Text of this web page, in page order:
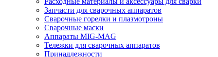
Запчасти для сварочных аппаратов
Сварочные горелки и плазмотроны
Сварочные маски
Аппараты MIG-MAG
Тележки для сварочных аппаратов
Принадлежности